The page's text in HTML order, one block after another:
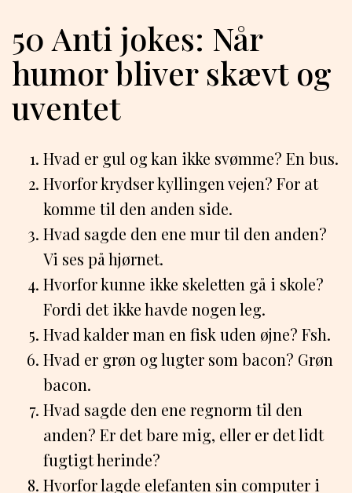
50 Anti jokes: Når
humor bliver skævt og
uventet
Hvad er gul og kan ikke svømme? En bus.
Hvorfor krydser kyllingen vejen? For at
komme til den anden side.
Hvad sagde den ene mur til den anden?
Vi ses på hjørnet.
Hvorfor kunne ikke skeletten gå i skole?
Fordi det ikke havde nogen leg.
Hvad kalder man en fisk uden øjne? Fsh.
Hvad er grøn og lugter som bacon? Grøn
bacon.
Hvad sagde den ene regnorm til den
anden? Er det bare mig, eller er det lidt
fugtigt herinde?
Hvorfor lagde elefanten sin computer i